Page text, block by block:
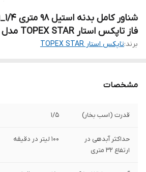
فاز تاپکس استار TOPEX STAR مدل 4SS 4/14
برند:تاپکس استار TOPEX STAR
مشخصات
قدرت (اسب بخار) 1/5
حداکثر آبدهی در
ارتفاع 32 متری
100 لیتر در دقیقه